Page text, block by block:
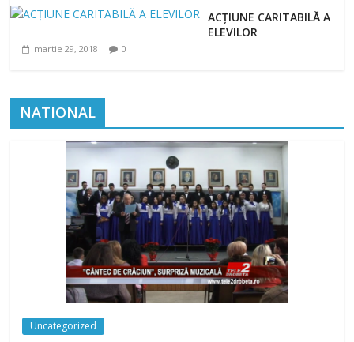
ACȚIUNE CARITABILĂ A
ELEVILOR
martie 29, 2018 0
NATIONAL
Uncategorized